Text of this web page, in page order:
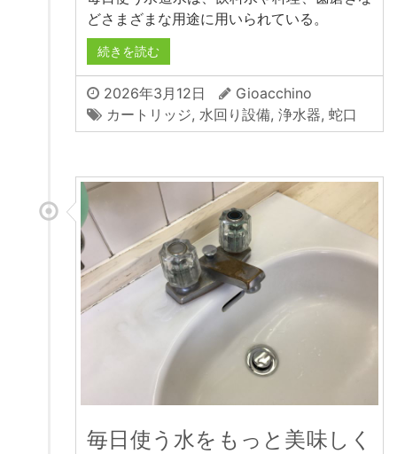
どさまざまな用途に用いられている。
続きを読む
2026年3月12日
Gioacchino
カートリッジ, 水回り設備, 浄水器, 蛇口
毎日使う水をもっと美味しく